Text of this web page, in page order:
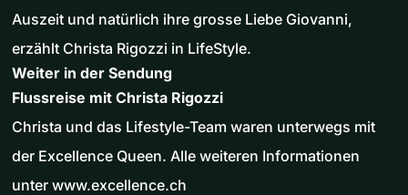
Auszeit und natürlich ihre grosse Liebe Giovanni,
erzählt Christa Rigozzi in LifeStyle.
Weiter in der Sendung
Flussreise mit Christa Rigozzi
Christa und das Lifestyle-Team waren unterwegs mit
der Excellence Queen. Alle weiteren Informationen
unter www.excellence.ch